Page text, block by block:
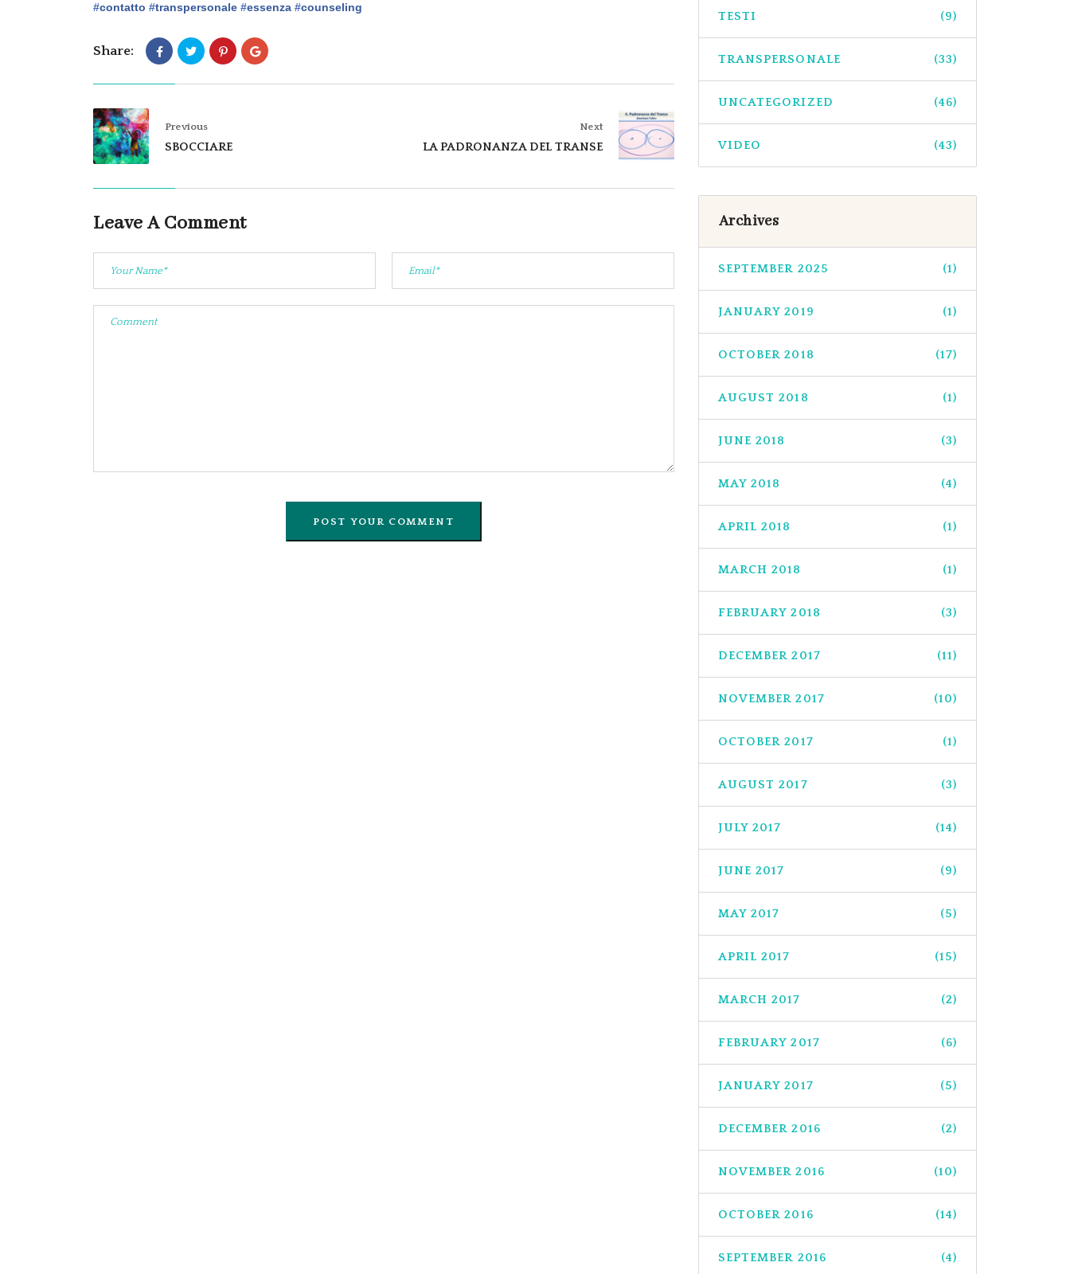
‪#‎contatto‬ ‪#‎transpersonale‬ ‪#‎essenza‬ ‪#‎counseling‬
Share:
Previous
SBOCCIARE
Next
LA PADRONANZA DEL TRANSE
Leave A Comment
TESTI (9)
TRANSPERSONALE (33)
UNCATEGORIZED (46)
VIDEO (43)
Archives
SEPTEMBER 2025 (1)
JANUARY 2019 (1)
OCTOBER 2018 (17)
AUGUST 2018 (1)
JUNE 2018 (3)
MAY 2018 (4)
APRIL 2018 (1)
MARCH 2018 (1)
FEBRUARY 2018 (3)
DECEMBER 2017 (11)
NOVEMBER 2017 (10)
OCTOBER 2017 (1)
AUGUST 2017 (3)
JULY 2017 (14)
JUNE 2017 (9)
MAY 2017 (5)
APRIL 2017 (15)
MARCH 2017 (2)
FEBRUARY 2017 (6)
JANUARY 2017 (5)
DECEMBER 2016 (2)
NOVEMBER 2016 (10)
OCTOBER 2016 (14)
SEPTEMBER 2016 (4)